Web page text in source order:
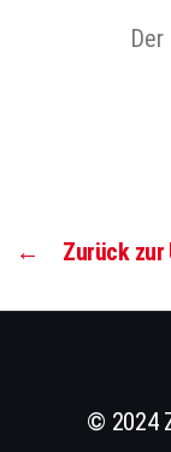
← Zurück zur
© 2024